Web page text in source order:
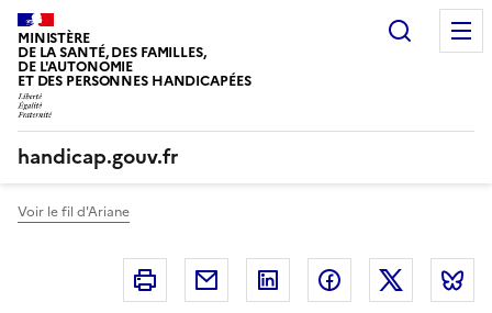
Panneau de gestion des cookies
MINISTÈRE
DE LA SANTÉ, DES FAMILLES,
DE L'AUTONOMIE
ET DES PERSONNES HANDICAPÉES
handicap.gouv.fr
Voir le fil d'Ariane
Imprimer Courriel Linkedin FacebookTwitter